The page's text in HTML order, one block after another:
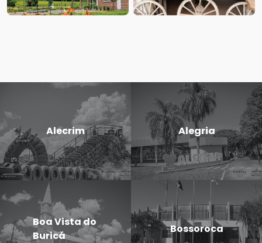
Alecrim Alegria
Boa Vista do
Buricá
Bossoroca